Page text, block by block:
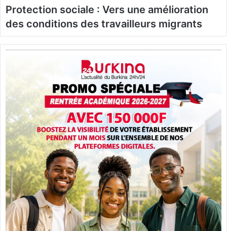
Protection sociale : Vers une amélioration
des conditions des travailleurs migrants